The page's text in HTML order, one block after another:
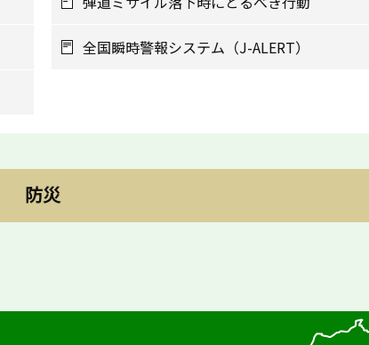
全国瞬時警報システム（J-ALERT）
防災